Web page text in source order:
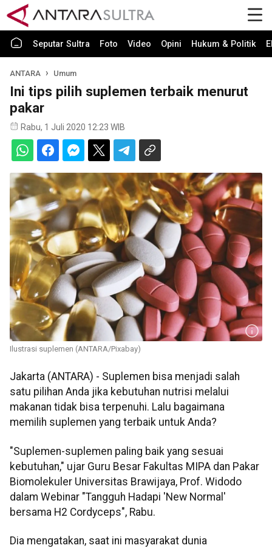
Seputar Sultra Foto Video Opini Hukum & Politik
ANTARA Umum
Ini tips pilih suplemen terbaik menurut
pakar
Rabu, 1 Juli 2020 12:23 WIB
Ilustrasi suplemen (ANTARA/Pixabay)
Jakarta (ANTARA) - Suplemen bisa menjadi salah
satu pilihan Anda jika kebutuhan nutrisi melalui
makanan tidak bisa terpenuhi. Lalu bagaimana
memilih suplemen yang terbaik untuk Anda?
"Suplemen-suplemen paling baik yang sesuai
kebutuhan," ujar Guru Besar Fakultas MIPA dan Pakar
Biomolekuler Universitas Brawijaya, Prof. Widodo
dalam Webinar "Tangguh Hadapi 'New Normal'
bersama H2 Cordyceps", Rabu.
Dia mengatakan, saat ini masyarakat dunia